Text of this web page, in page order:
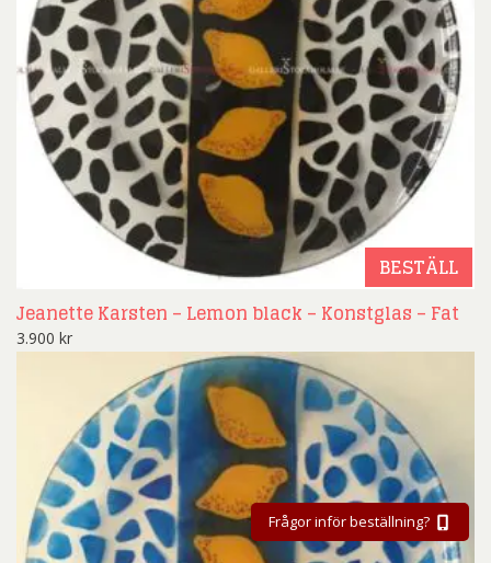
BESTÄLL
Jeanette Karsten – Lemon black – Konstglas – Fat
3.900 kr
Frågor inför beställning?